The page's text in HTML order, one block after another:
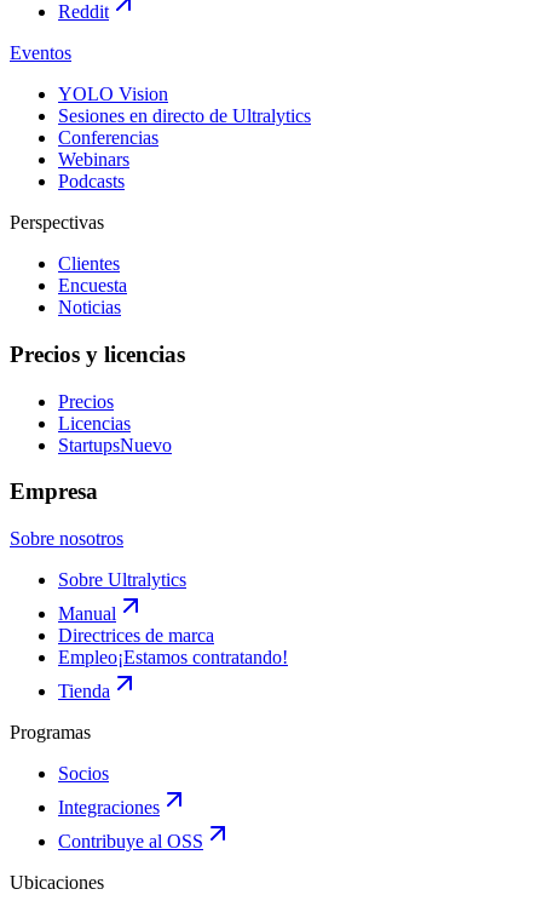
Reddit
Eventos
YOLO Vision
Sesiones en directo de Ultralytics
Conferencias
Webinars
Podcasts
Perspectivas
Clientes
Encuesta
Noticias
Precios y licencias
Precios
Licencias
StartupsNuevo
Empresa
Sobre nosotros
Sobre Ultralytics
Manual
Directrices de marca
Empleo¡Estamos contratando!
Tienda
Programas
Socios
Integraciones
Contribuye al OSS
Ubicaciones